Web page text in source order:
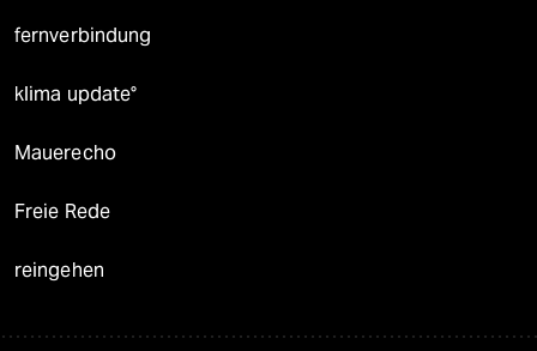
fernverbindung
klima update°
Mauerecho
Freie Rede
reingehen